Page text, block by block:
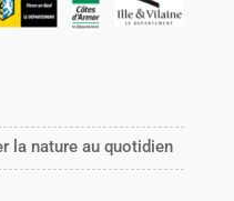
la nature au quotidien